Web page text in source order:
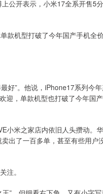
公开表示，小米17全系开售5
款机型打破了今年国产手机全
好”。他说，iPhone17系列今
迎，单款机型也打破了今年国
小米之家店内依旧人头攒动。
出了一百多单，甚至有些用户
注。